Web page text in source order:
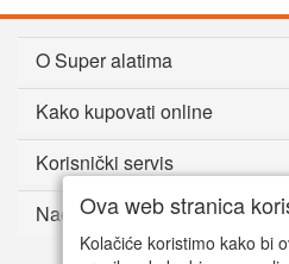
O Super alatima
Kako kupovati online
Korisnički servis
Način plaćanja
Ova web stranica
Kolačiće koristimo kako bi